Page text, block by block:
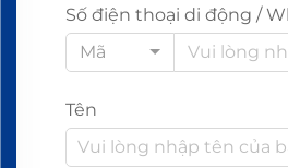
Số điện thoại di động /
Mã
Tên